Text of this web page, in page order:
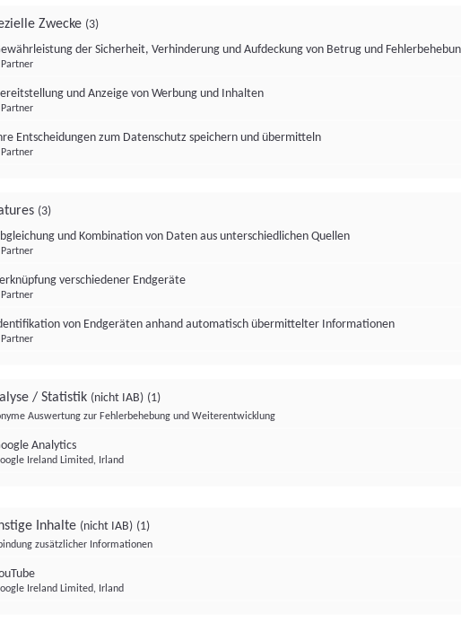
professionell
Zwecke (3)
der Sicherheit, Verhinderung und Aufdeckung von Betrug und
Partner
und Anzeige von Werbung und Inhalten
Partner
Entscheidungen zum Datenschutz speichern und übermitteln
Partner
(3)
und Kombination von Daten aus unterschiedlichen Quellen
Partner
verschiedener Endgeräte
Partner
von Endgeräten anhand automatisch übermittelter Informationen
/ Statistik (nicht IAB) (1)
Auswertung zur Fehlerbehebung und Weiterentwicklung
Analytics
Ireland Limited, Irland
Inhalte (nicht IAB) (1)
zusätzlicher Informationen
Ireland Limited, Irland